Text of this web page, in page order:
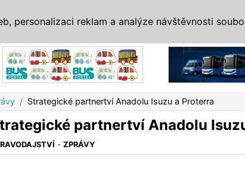
Strategické partnertví Anadolu Isuzu a Proterra
partnertví Anadolu
-ZPRÁVY
personalizaci reklam a analýze návštěvnosti